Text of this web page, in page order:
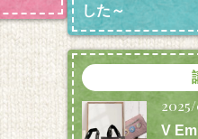
した～
V